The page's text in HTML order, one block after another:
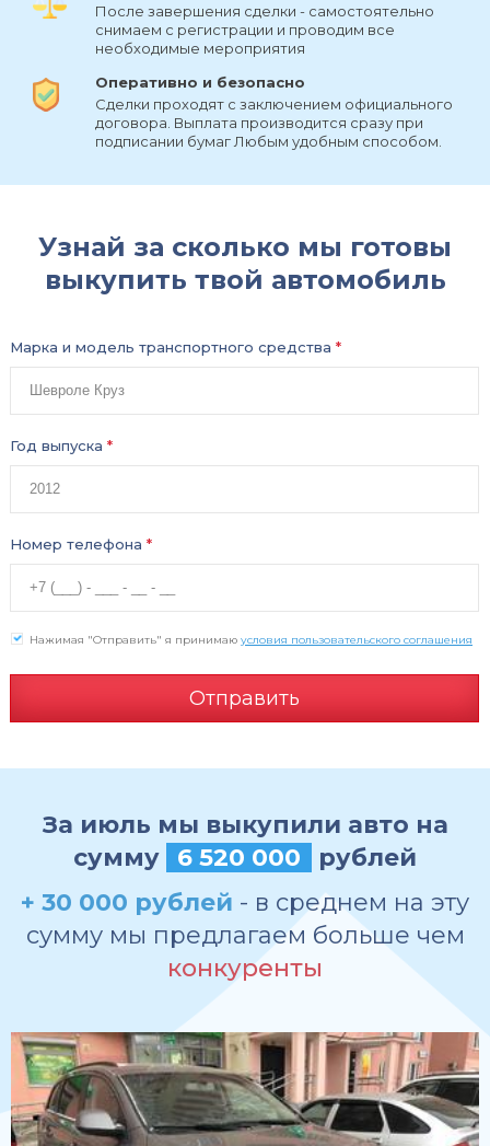
После завершения сделки - самостоятельно
снимаем с регистрации и проводим все
необходимые мероприятия
Оперативно и безопасно
Сделки проходят с заключением официального
договора. Выплата производится сразу при
подписании бумаг Любым удобным способом.
Узнай за сколько мы готовы
выкупить твой автомобиль
Марка и модель транспортного средства *
Год выпуска *
Номер телефона *
Отправить
Нажимая "Отправить" я принимаю условия пользовательского соглашения
За июль мы выкупили авто на
сумму
6 520 000
рублей
+ 30 000 рублей - в среднем на эту
сумму мы предлагаем больше чем
конкуренты